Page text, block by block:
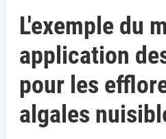
L'exemple du
application
pour les
algales